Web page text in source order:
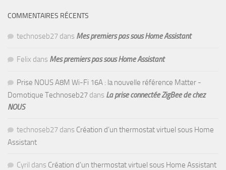
COMMENTAIRES RÉCENTS
technoseb27 dans Mes premiers pas sous Home Assistant
Felix dans Mes premiers pas sous Home Assistant
Prise NOUS A8M Wi-Fi 16A : la nouvelle référence Matter -
Domotique Technoseb27 dans La prise connectée ZigBee de chez
NOUS
technoseb27 dans Création d’un thermostat virtuel sous Home
Assistant
Cyril dans Création d’un thermostat virtuel sous Home Assistant